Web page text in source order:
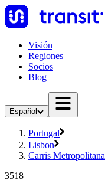
Visión
Regiones
Socios
Blog
Español
Portugal
Lisbon
Carris Metropolitana
3518